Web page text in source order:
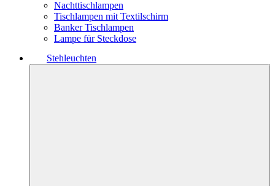
Nachttischlampen
Tischlampen mit Textilschirm
Banker Tischlampen
Lampe für Steckdose
Stehleuchten